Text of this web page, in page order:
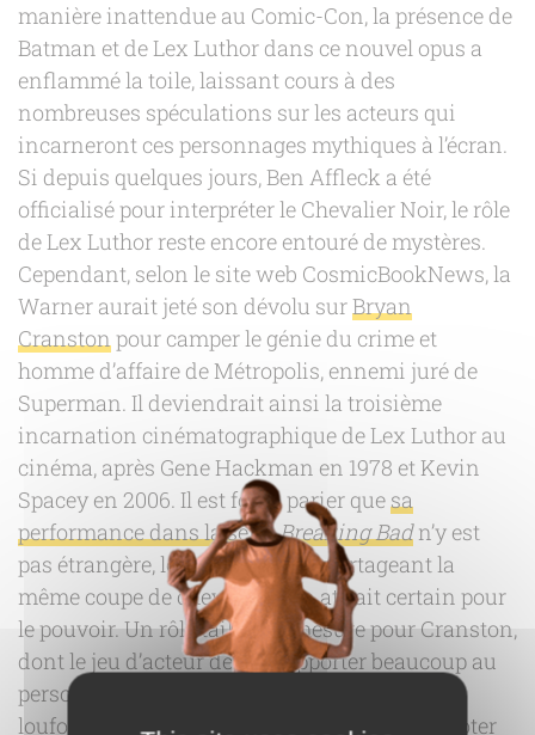
manière inattendue au Comic-Con, la présence de
Batman et de Lex Luthor dans ce nouvel opus a
enflammé la toile, laissant cours à des
nombreuses spéculations sur les acteurs qui
incarneront ces personnages mythiques à l’écran.
Si depuis quelques jours, Ben Affleck a été
officialisé pour interpréter le Chevalier Noir, le rôle
de Lex Luthor reste encore entouré de mystères.
Cependant, selon le site web CosmicBookNews, la
Warner aurait jeté son dévolu surBryan
Cranstonpour camper le génie du crime et
homme d’affaire de Métropolis, ennemi juré de
Superman. Il deviendrait ainsi la troisième
incarnation cinématographique de Lex Luthor au
cinéma, après Gene Hackman en 1978 et Kevin
Spacey en 2006. Il est fort à parier quesa
performance dans la sérieBreaking Badn’y est
pas étrangère, les personnages partageant la
même coupe de cheveux et un attrait certain pour
le pouvoir. Un rôle taillé sur mesure pour Cranston,
dont le jeu d’acteur devrait apporter beaucoup au
personnage, laissant de coté l’aspect un peu
loufoque choisi pour les films antérieurs. À noter